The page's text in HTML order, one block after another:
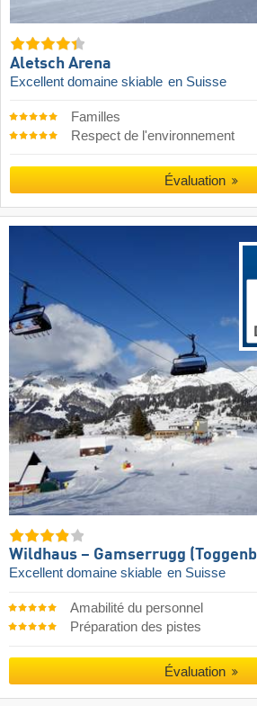
Aletsch Arena
Excellent domaine skiable en Suisse
Familles
Respect de l'environnement
Évaluation
Wildhaus – Gamserrugg
Excellent domaine skiable en Suisse
Amabilité du personnel
Préparation des pistes
Évaluation